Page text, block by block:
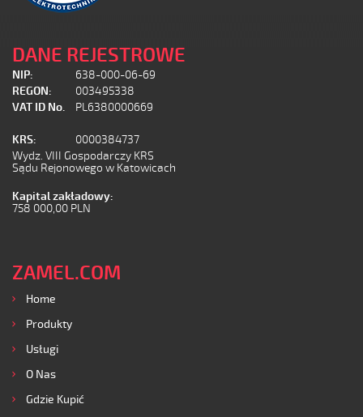
DANE REJESTROWE
NIP:
638-000-06-69
REGON:
003495338
VAT ID No.
PL6380000669
KRS:
0000384737
Wydz. VIII Gospodarczy KRS
Sądu Rejonowego w Katowicach
Kapital zakładowy:
758 000,00 PLN
ZAMEL.COM
Home
Produkty
Usługi
O Nas
Gdzie Kupić